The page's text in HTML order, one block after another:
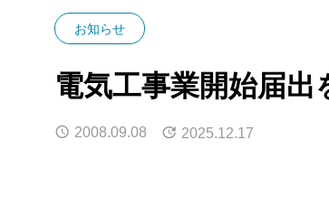
SERVICE
お知らせ
電気工事業開始届出
2008.09.08 2025.12.17